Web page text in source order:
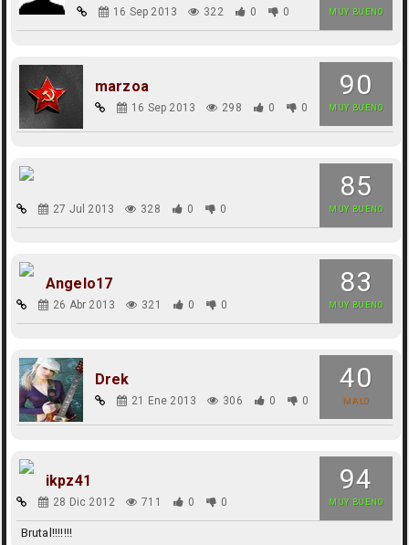
MUY BUENO
16 Sep 2013 322 0 0
90
MUY BUENO
marzoa
16 Sep 2013 298 0 0
85
MUY BUENO
27 Jul 2013 328 0 0
83
MUY BUENO
Angelo17
26 Abr 2013 321 0 0
40
MALO
Drek
21 Ene 2013 306 0 0
94
MUY BUENO
ikpz41
28 Dic 2012 711 0 0
Brutal!!!!!!!